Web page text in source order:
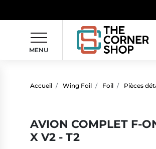
MENU
Accueil Wing Foil Foil Pièces
AVION COMPLET F-
X V2 - T2